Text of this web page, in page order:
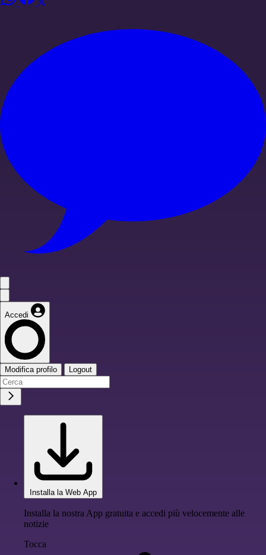
Accedi
Modifica profilo Logout
Installa la Web App
Installa la nostra App gratuita e accedi più velocemente alle
notizie
Tocca